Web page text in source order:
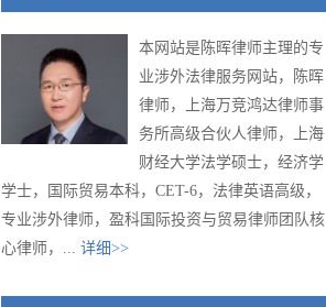
本网站是陈晖律师主理的专
业涉外法律服务网站，陈晖
律师，上海万竞鸿达律师事
务所高级合伙人律师，上海
财经大学法学硕士，经济学
学士，国际贸易本科，CET-6，法律英语高级，
专业涉外律师，盈科国际投资与贸易律师团队核
心律师，... 详细>>